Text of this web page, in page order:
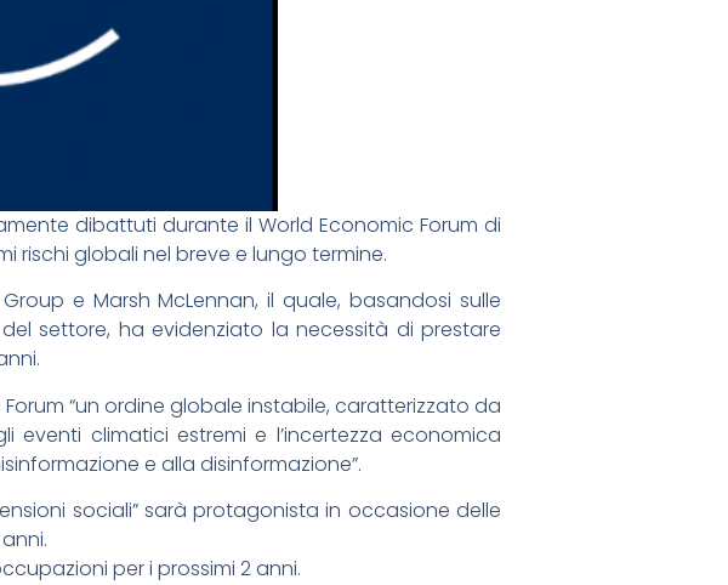
dibattuti durante il World Economic Forum di
rischi globali nel breve e lungo termine.
e Marsh McLennan, il quale, basandosi sulle
settore, ha evidenziato la necessità di prestare
“un ordine globale instabile, caratterizzato da
eventi climatici estremi e l’incertezza economica
e alla disinformazione”.
sociali” sarà protagonista in occasione delle
per i prossimi 2 anni.